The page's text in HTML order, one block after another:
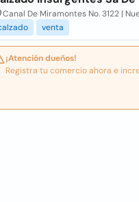
Canal De Miramontes No. 3122 |
venta
¡Atención dueños!
Registra tu comercio ahora e